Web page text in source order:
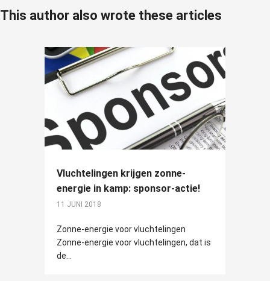
This author also wrote these articles
Vluchtelingen krijgen zonne-
energie in kamp: sponsor-actie!
11 JUNI 2018
Zonne-energie voor vluchtelingen
Zonne-energie voor vluchtelingen, dat is
de...